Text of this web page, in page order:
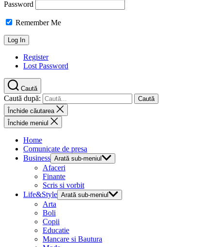
Password
Remember Me
Register
Lost Password
Caută
Caută după:
Închide căutarea
Închide meniul
Home
Comunicate de presa
Business Arată sub-meniul
Afaceri
Finante
Scris si vorbit
Life&Style Arată sub-meniul
Arta
Boli
Copii
Educatie
Mancare si Bautura